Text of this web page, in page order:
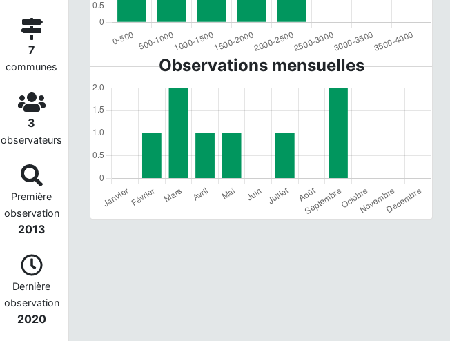
7
communes
3
observateurs
Première
observation
2013
Dernière
observation
2020
Observations mensuelles